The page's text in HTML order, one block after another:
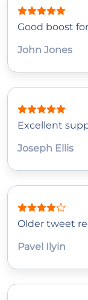
Good boost
John Jones
Excellent
Joseph Ellis
Older tweet
Pavel Ilyin